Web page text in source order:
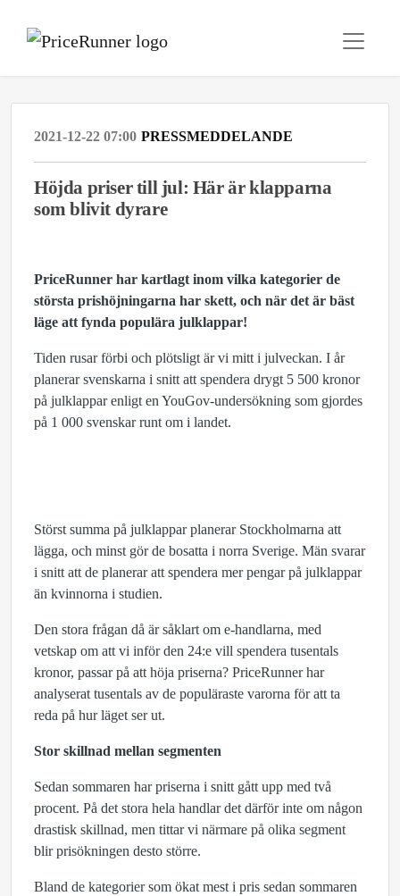
2021-12-22 07:00 PRESSMEDDELANDE
Höjda priser till jul: Här är klapparna
som blivit dyrare
PriceRunner har kartlagt inom vilka kategorier de
största prishöjningarna har skett, och när det är bäst
läge att fynda populära julklappar!
Tiden rusar förbi och plötsligt är vi mitt i julveckan. I år
planerar svenskarna i snitt att spendera drygt 5 500 kronor
på julklappar enligt en YouGov-undersökning som gjordes
på 1 000 svenskar runt om i landet.
Störst summa på julklappar planerar Stockholmarna att
lägga, och minst gör de bosatta i norra Sverige. Män svarar
i snitt att de planerar att spendera mer pengar på julklappar
än kvinnorna i studien.
Den stora frågan då är såklart om e-handlarna, med
vetskap om att vi inför den 24:e vill spendera tusentals
kronor, passar på att höja priserna? PriceRunner har
analyserat tusentals av de populäraste varorna för att ta
reda på hur läget ser ut.
Stor skillnad mellan segmenten
Sedan sommaren har priserna i snitt gått upp med två
procent. På det stora hela handlar det därför inte om någon
drastisk skillnad, men tittar vi närmare på olika segment
blir prisökningen desto större.
Bland de kategorier som ökat mest i pris sedan sommaren